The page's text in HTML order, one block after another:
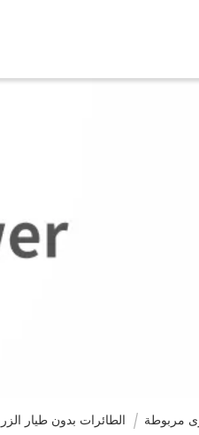
مربوطة الطائرات بدون طيار